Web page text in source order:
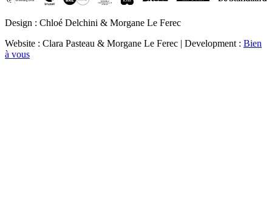
Design : Chloé Delchini & Morgane Le Ferec
Website : Clara Pasteau & Morgane Le Ferec | Development : Bien
à vous